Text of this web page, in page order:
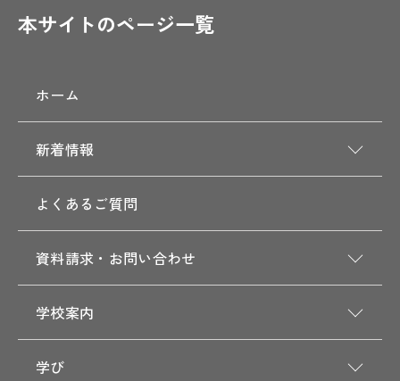
本サイトのページ一覧
ホーム
新着情報
よくあるご質問
資料請求・お問い合わせ
学校案内
学び